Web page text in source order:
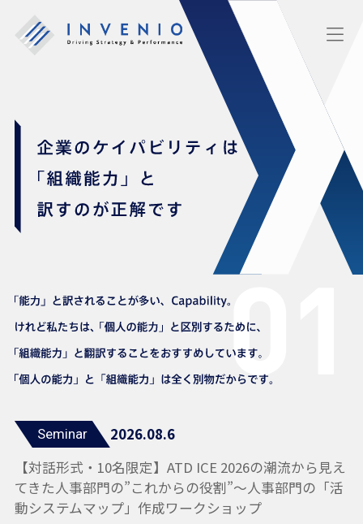
Seminar
2026.08.6
【対話形式・10名限定】ATD ICE 2026の潮流から見え
てきた人事部門の”これからの役割”〜人事部門の「活
動システムマップ」作成ワークショップ